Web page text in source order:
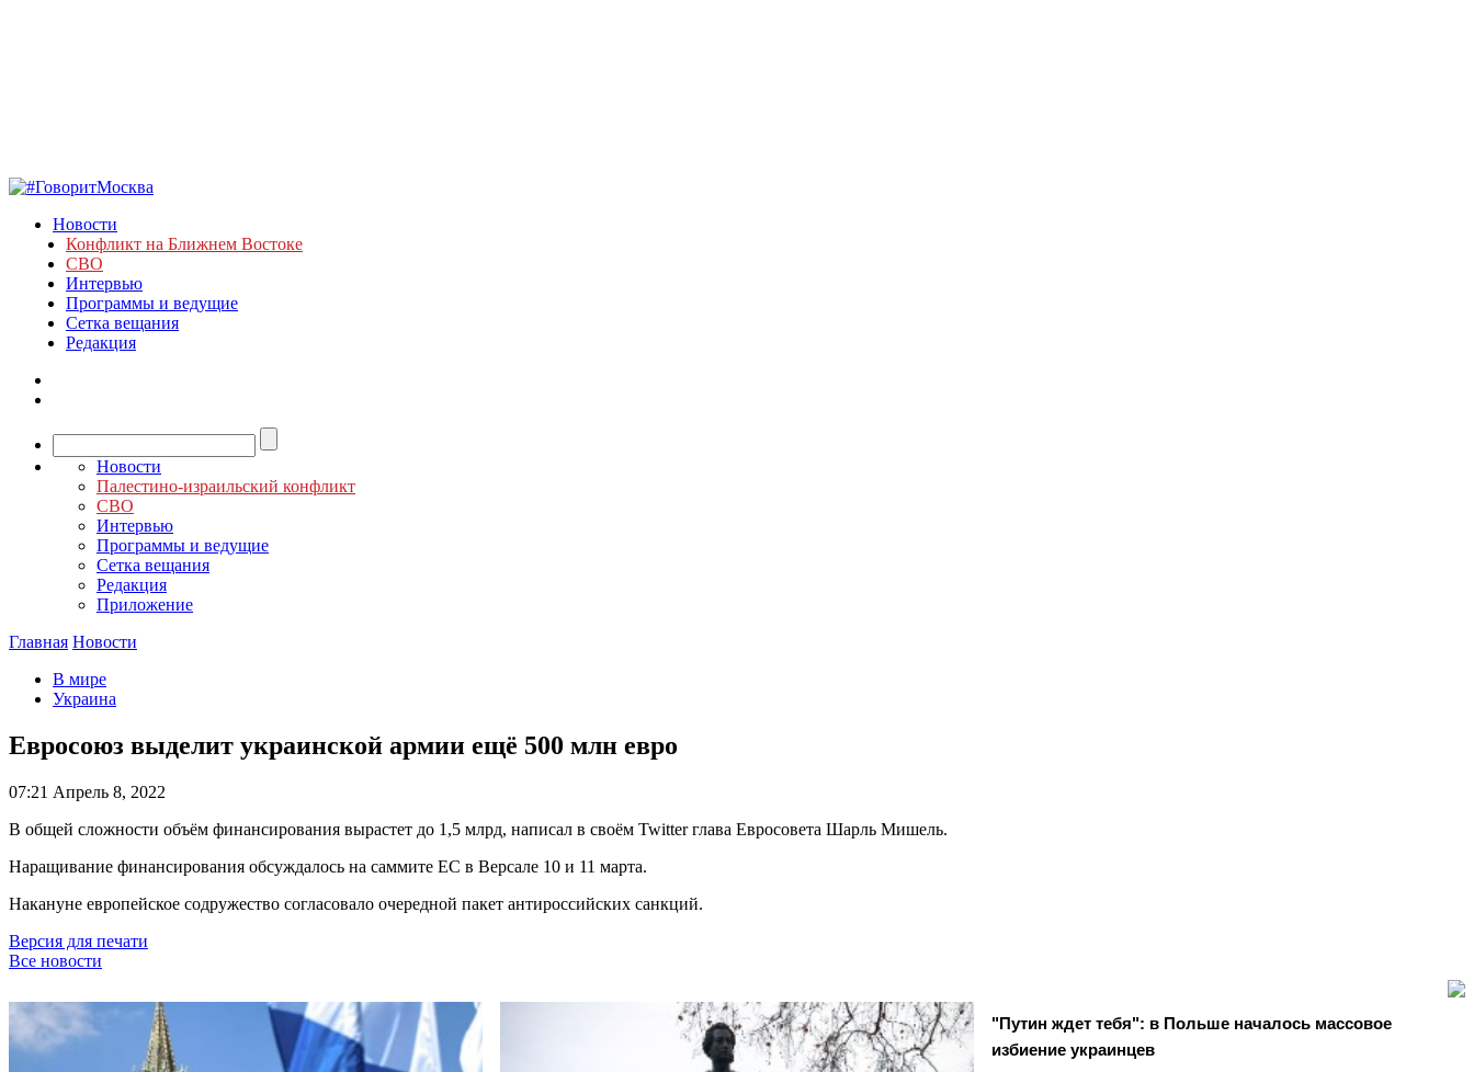
Новости
Конфликт на Ближнем Востоке
СВО
Интервью
Программы и ведущие
Сетка вещания
Редакция
Новости
Палестино-израильский конфликт
СВО
Интервью
Программы и ведущие
Сетка вещания
Редакция
Приложение
Главная Новости
В мире
Украина
Евросоюз выделит украинской армии ещё 500 млн евро
07:21 Апрель 8, 2022
В общей сложности объём финансирования вырастет до 1,5 млрд, написал в своём Twitter глава Евросовета Шарль Мишель.
Наращивание финансирования обсуждалось на саммите ЕС в Версале 10 и 11 марта.
Накануне европейское содружество согласовало очередной пакет антироссийских санкций.
Версия для печати
Все новости
"Путин ждет тебя": в Польше началось массовое
избиение украинцев